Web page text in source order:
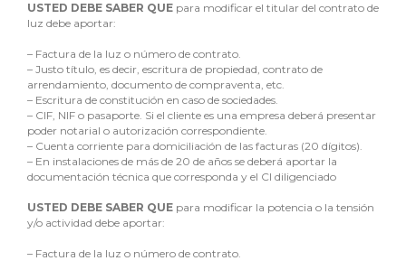
USTED DEBE SABER QUE para modificar el titular del contrato de
luz debe aportar:
– Factura de la luz o número de contrato.
– Justo título, es decir, escritura de propiedad, contrato de
arrendamiento, documento de compraventa, etc.
– Escritura de constitución en caso de sociedades.
– CIF, NIF o pasaporte. Si el cliente es una empresa deberá presentar
poder notarial o autorización correspondiente.
– Cuenta corriente para domiciliación de las facturas (20 dígitos).
– En instalaciones de más de 20 de años se deberá aportar la
documentación técnica que corresponda y el CI diligenciado
USTED DEBE SABER QUE para modificar la potencia o la tensión
y/o actividad debe aportar:
– Factura de la luz o número de contrato.